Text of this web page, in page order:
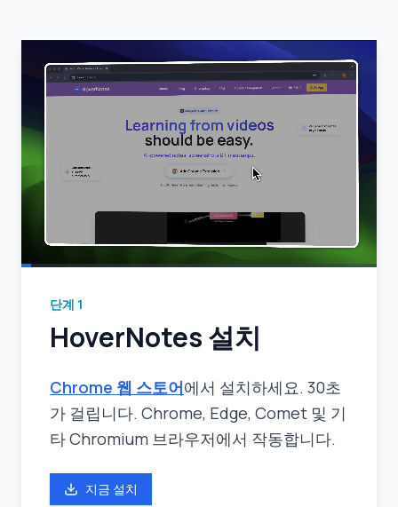
단계 1
HoverNotes 설치
Chrome 웹 스토어에서 설치하세요. 30초
가 걸립니다. Chrome, Edge, Comet 및 기
타 Chromium 브라우저에서 작동합니다.
지금 설치